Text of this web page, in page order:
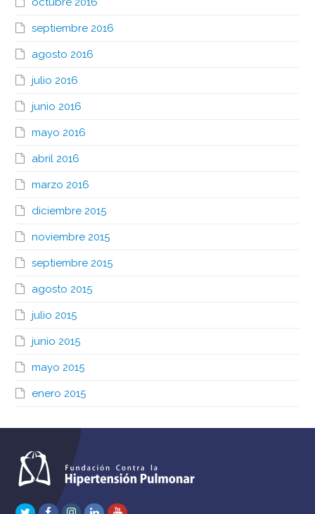
septiembre 2016
agosto 2016
julio 2016
junio 2016
mayo 2016
abril 2016
marzo 2016
diciembre 2015
noviembre 2015
septiembre 2015
agosto 2015
julio 2015
junio 2015
mayo 2015
enero 2015